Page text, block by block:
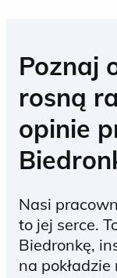
Poznaj
rosną
opinie
Nasi
to jej serce.
Biedronkę,
na